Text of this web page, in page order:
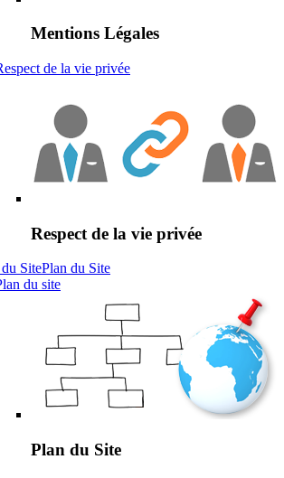
Mentions Légales
de la vie privée
Respect de la vie privée
Plan du Site
du site
Plan du Site